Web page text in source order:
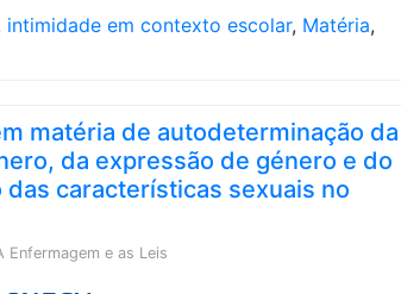
intimidade em contexto escolar, Matéria,
matéria de autodeterminação da
da expressão de género e do
características sexuais no
Enfermagem e as Leis